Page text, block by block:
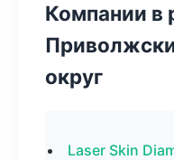
Компании в
округ
Laser Skin